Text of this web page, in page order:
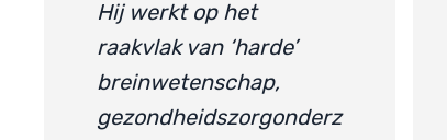
Hij werkt op het
raakvlak van ‘harde’
breinwetenschap,
gezondheidszorgonderz